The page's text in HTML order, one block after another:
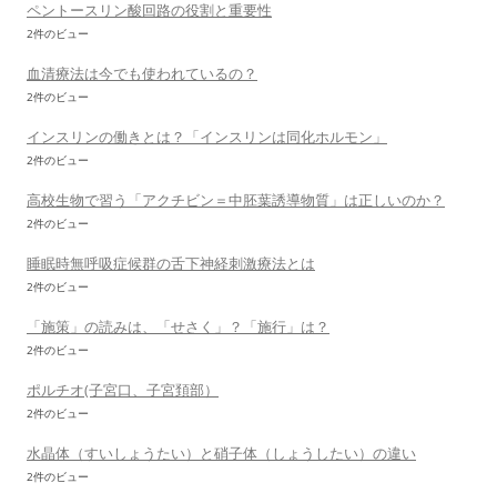
ペントースリン酸回路の役割と重要性
2件のビュー
血清療法は今でも使われているの？
2件のビュー
インスリンの働きとは？「インスリンは同化ホルモン」
2件のビュー
高校生物で習う「アクチビン＝中胚葉誘導物質」は正しいのか？
2件のビュー
睡眠時無呼吸症候群の舌下神経刺激療法とは
2件のビュー
「施策」の読みは、「せさく」？「施行」は？
2件のビュー
ポルチオ(子宮口、子宮頚部）
2件のビュー
水晶体（すいしょうたい）と硝子体（しょうしたい）の違い
2件のビュー